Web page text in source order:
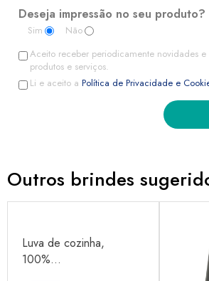
Deseja impressão no seu produto?
Sim
Não
Aceito receber periodicamente novidades e
produtos e serviços.
Li e aceito a Política de Privacidade e
Outros brindes
Luva de cozinha,
100%...